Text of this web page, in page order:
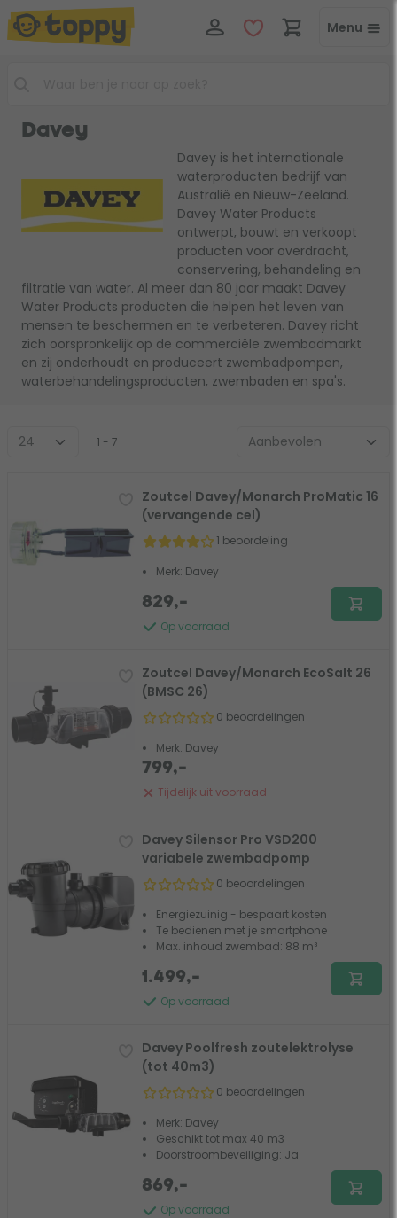
Menu
Davey
Davey is het internationale
waterproducten bedrijf van
Australië en Nieuw-Zeeland.
Davey Water Products
ontwerpt, bouwt en verkoopt
producten voor overdracht,
conservering, behandeling en
filtratie van water. Al meer dan 80 jaar maakt Davey
Water Products producten die helpen het leven van
mensen te beschermen en te verbeteren. Davey richt
zich oorspronkelijk op de commerciële zwembadmarkt
en zij onderhoudt en produceert zwembadpompen,
waterbehandelingsproducten, zwembaden en spa's.
1 - 7
Zoutcel Davey/Monarch ProMatic 16
(vervangende cel)
1 beoordeling
Merk: Davey
Op voorraad
829,-
Zoutcel Davey/Monarch EcoSalt 26
(BMSC 26)
0 beoordelingen
Merk: Davey
Tijdelijk uit voorraad
799,-
Davey Silensor Pro VSD200
variabele zwembadpomp
0 beoordelingen
Energiezuinig - bespaart kosten
Te bedienen met je smartphone
Max. inhoud zwembad: 88 m³
Op voorraad
1.499,-
Davey Poolfresh zoutelektrolyse
(tot 40m3)
0 beoordelingen
Merk: Davey
Geschikt tot max 40 m3
Doorstroombeveiliging: Ja
Op voorraad
869,-